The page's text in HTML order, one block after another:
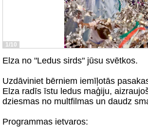
1/10
Elza no "Ledus sirds" jūsu svētkos.
Uzdāviniet bērniem iemīļotās
Elza radīs īstu ledus maģiju,
dziesmas no multfilmas un daudz
Programmas ietvaros: